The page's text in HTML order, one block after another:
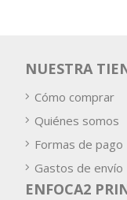
ENFOCA2
NUESTRA
Cómo comprar
Quiénes somos
Formas de pago
Gastos de envío